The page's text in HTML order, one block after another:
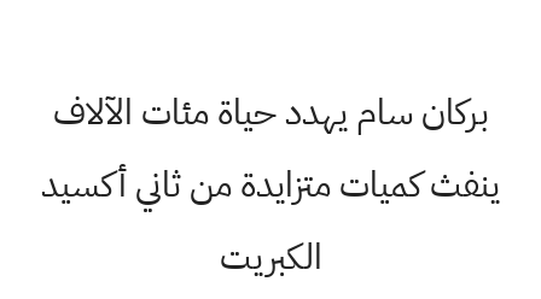
بركان سام يهدد حياة مئات الآلاف
ينفث كميات متزايدة من ثاني أكسيد
الكبريت